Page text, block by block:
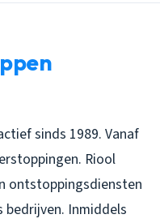
sinds 1989. Vanaf
Riool
ontstoppingsdiensten
Inmiddels